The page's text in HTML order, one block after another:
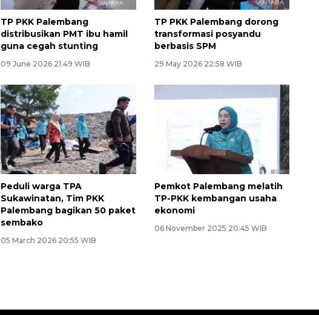
TP PKK Palembang
distribusikan PMT ibu hamil
guna cegah stunting
09 June 2026 21:49 WIB
TP PKK Palembang dorong
transformasi posyandu
berbasis SPM
29 May 2026 22:58 WIB
Peduli warga TPA
Sukawinatan, Tim PKK
Palembang bagikan 50 paket
sembako
05 March 2026 20:55 WIB
Pemkot Palembang melatih
TP-PKK kembangan usaha
ekonomi
06 November 2025 20:45 WIB